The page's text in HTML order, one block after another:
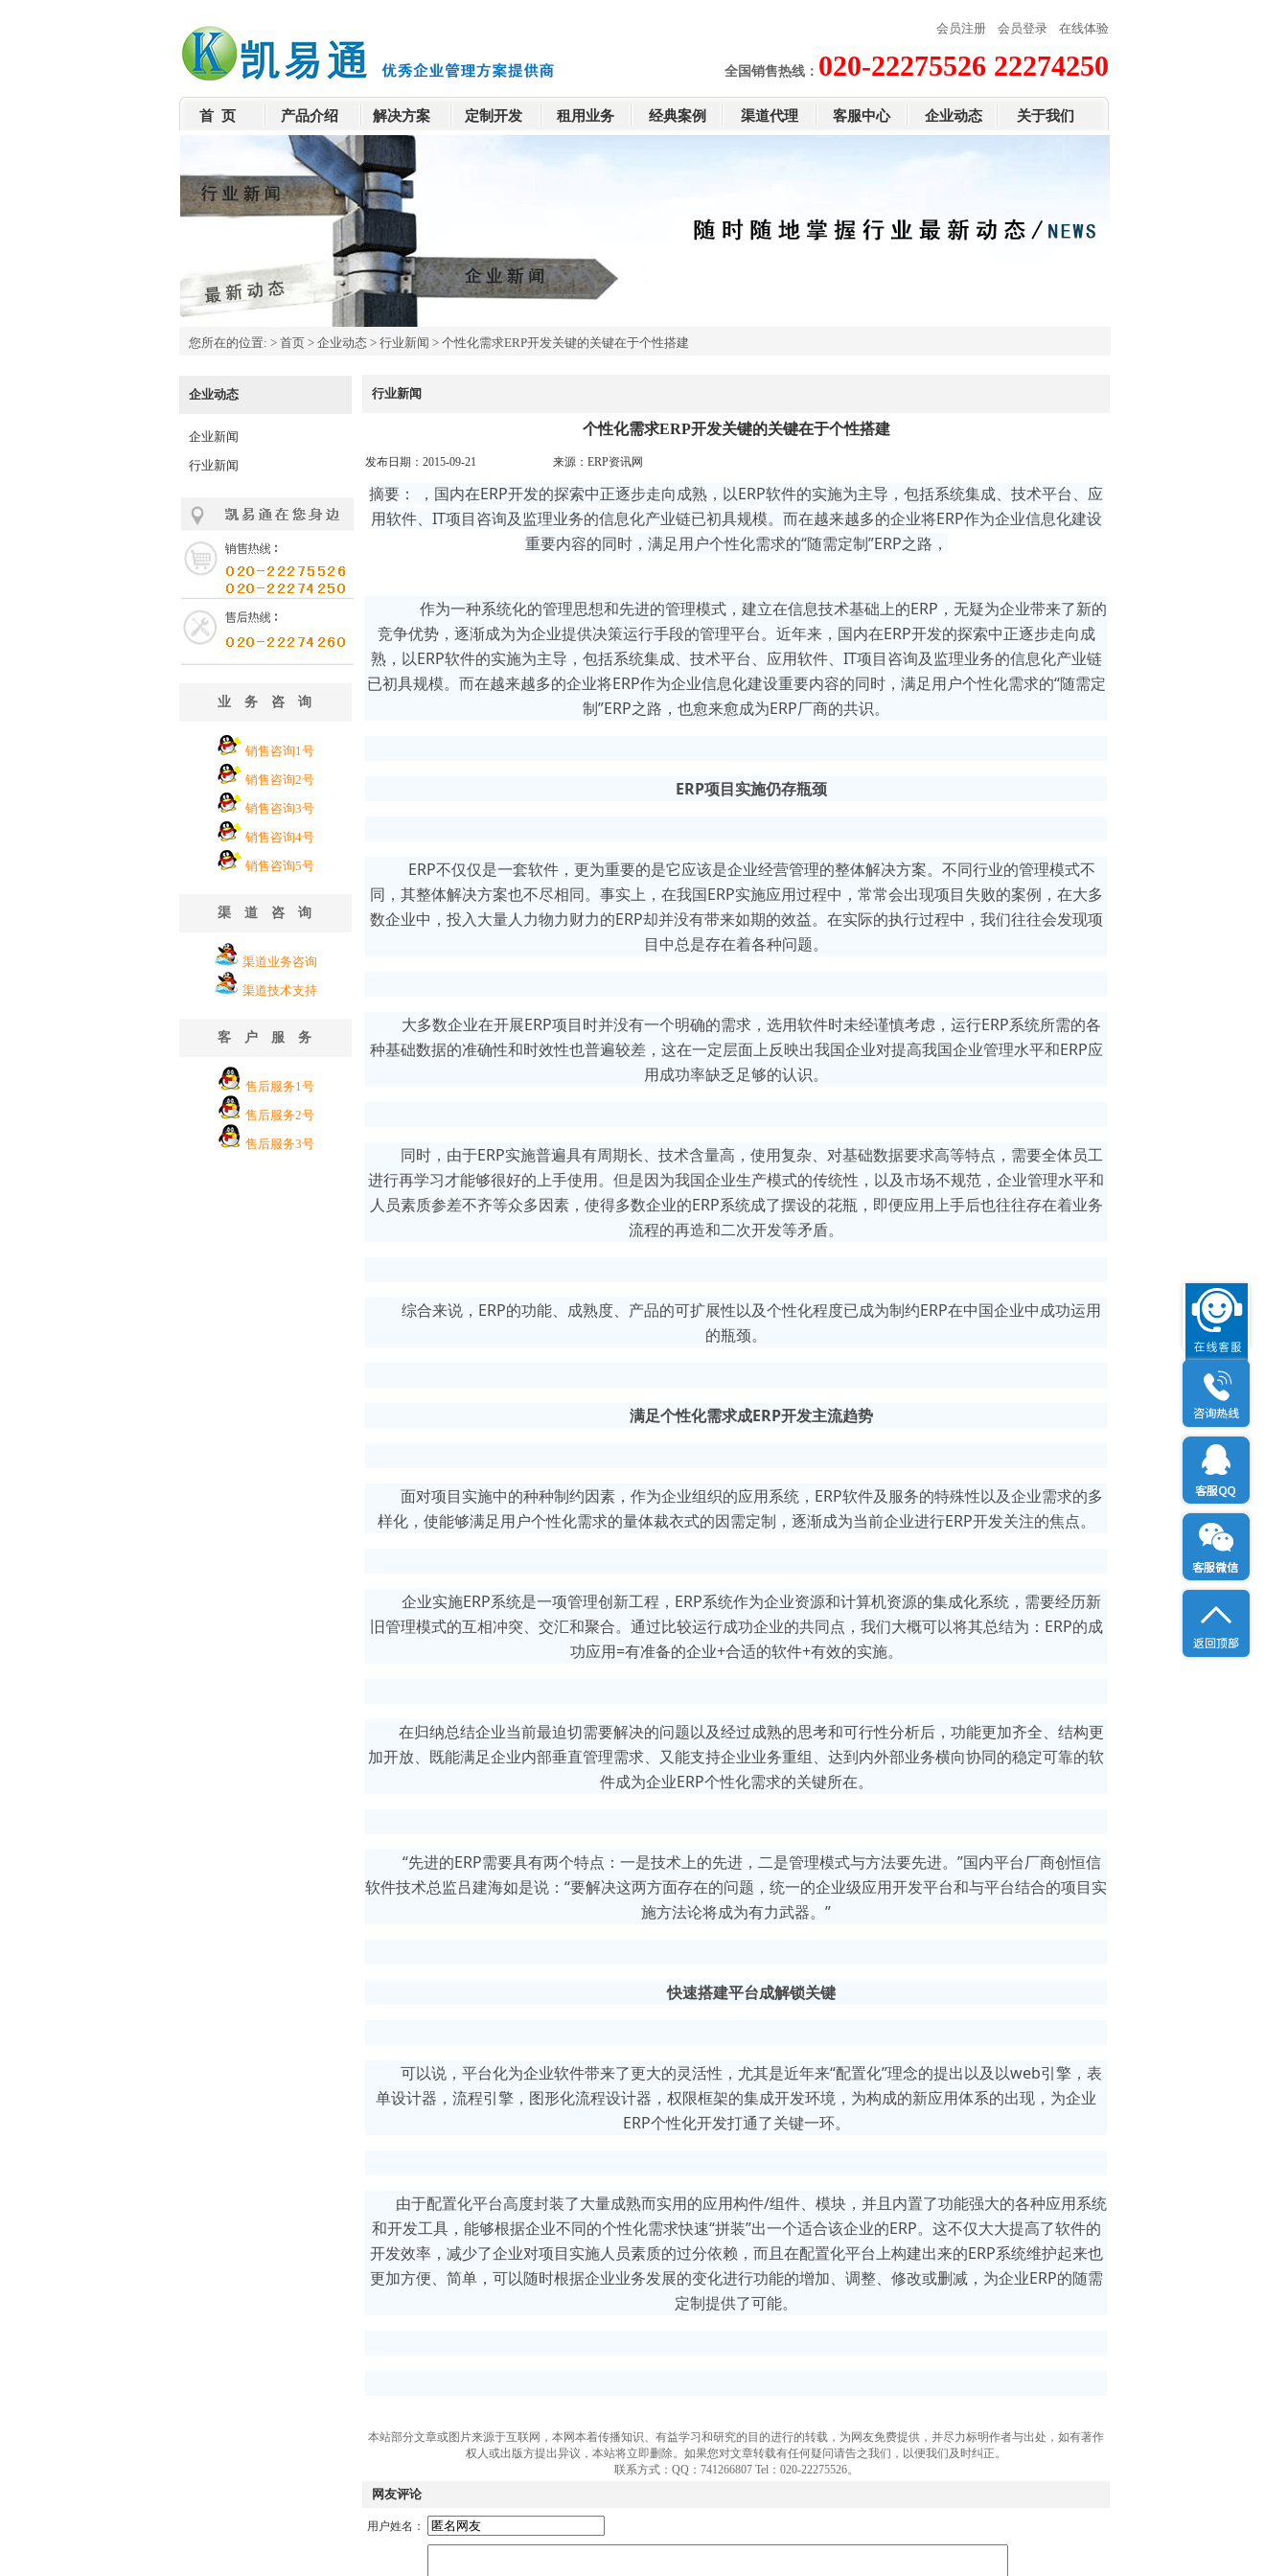
会员注册 会员登录 在线体验
全国销售热线： 020-22275526 22274250
首 页 产品介绍 解决方案 定制开发 租用业务 经典案例 渠道代理 客服中心 企业动态 关于我们
您所在的位置: > 首页 > 企业动态 > 行业新闻 > 个性化需求ERP开发关键的关键在于个性搭建
企业动态
企业新闻
行业新闻
业务咨询
销售咨询1号
销售咨询2号
销售咨询3号
销售咨询4号
销售咨询5号
渠道咨询
渠道业务咨询
渠道技术支持
客户服务
售后服务1号
售后服务2号
售后服务3号
行业新闻
个性化需求ERP开发关键的关键在于个性搭建
发布日期：2015-09-21 来源：ERP资讯网
摘要：
，国内在ERP开发的探索中正逐步走向成熟，以ERP软件的实施为主导，包括系统集成、技术平台、应
用软件、IT项目咨询及监理业务的信息化产业链已初具规模。而在越来越多的企业将ERP作为企业信息化建设
重要内容的同时，满足用户个性化需求的“随需定制”ERP之路，
作为一种系统化的管理思想和先进的管理模式，建立在信息技术基础上的ERP，无疑为企业带来了新的
竞争优势，逐渐成为为企业提供决策运行手段的管理平台。近年来，国内在ERP开发的探索中正逐步走向成
熟，以ERP软件的实施为主导，包括系统集成、技术平台、应用软件、IT项目咨询及监理业务的信息化产业链
已初具规模。而在越来越多的企业将ERP作为企业信息化建设重要内容的同时，满足用户个性化需求的“随需定
制”ERP之路，也愈来愈成为ERP厂商的共识。
ERP项目实施仍存瓶颈
ERP不仅仅是一套软件，更为重要的是它应该是企业经营管理的整体解决方案。不同行业的管理模式不
同，其整体解决方案也不尽相同。事实上，在我国ERP实施应用过程中，常常会出现项目失败的案例，在大多
数企业中，投入大量人力物力财力的ERP却并没有带来如期的效益。在实际的执行过程中，我们往往会发现项
目中总是存在着各种问题。
大多数企业在开展ERP项目时并没有一个明确的需求，选用软件时未经谨慎考虑，运行ERP系统所需的各
种基础数据的准确性和时效性也普遍较差，这在一定层面上反映出我国企业对提高我国企业管理水平和ERP应
用成功率缺乏足够的认识。
同时，由于ERP实施普遍具有周期长、技术含量高，使用复杂、对基础数据要求高等特点，需要全体员工
进行再学习才能够很好的上手使用。但是因为我国企业生产模式的传统性，以及市场不规范，企业管理水平和
人员素质参差不齐等众多因素，使得多数企业的ERP系统成了摆设的花瓶，即便应用上手后也往往存在着业务
流程的再造和二次开发等矛盾。
综合来说，ERP的功能、成熟度、产品的可扩展性以及个性化程度已成为制约ERP在中国企业中成功运用
的瓶颈。
满足个性化需求成ERP开发主流趋势
面对项目实施中的种种制约因素，作为企业组织的应用系统，ERP软件及服务的特殊性以及企业需求的多
样化，使能够满足用户个性化需求的量体裁衣式的因需定制，逐渐成为当前企业进行ERP开发关注的焦点。
企业实施ERP系统是一项管理创新工程，ERP系统作为企业资源和计算机资源的集成化系统，需要经历新
旧管理模式的互相冲突、交汇和聚合。通过比较运行成功企业的共同点，我们大概可以将其总结为：ERP的成
功应用=有准备的企业+合适的软件+有效的实施。
在归纳总结企业当前最迫切需要解决的问题以及经过成熟的思考和可行性分析后，功能更加齐全、结构更
加开放、既能满足企业内部垂直管理需求、又能支持企业业务重组、达到内外部业务横向协同的稳定可靠的软
件成为企业ERP个性化需求的关键所在。
“先进的ERP需要具有两个特点：一是技术上的先进，二是管理模式与方法要先进。”国内平台厂商创恒信
软件技术总监吕建海如是说：“要解决这两方面存在的问题，统一的企业级应用开发平台和与平台结合的项目实
施方法论将成为有力武器。”
快速搭建平台成解锁关键
可以说，平台化为企业软件带来了更大的灵活性，尤其是近年来“配置化”理念的提出以及以web引擎，表
单设计器，流程引擎，图形化流程设计器，权限框架的集成开发环境，为构成的新应用体系的出现，为企业
ERP个性化开发打通了关键一环。
由于配置化平台高度封装了大量成熟而实用的应用构件/组件、模块，并且内置了功能强大的各种应用系统
和开发工具，能够根据企业不同的个性化需求快速“拼装”出一个适合该企业的ERP。这不仅大大提高了软件的
开发效率，减少了企业对项目实施人员素质的过分依赖，而且在配置化平台上构建出来的ERP系统维护起来也
更加方便、简单，可以随时根据企业业务发展的变化进行功能的增加、调整、修改或删减，为企业ERP的随需
定制提供了可能。
本站部分文章或图片来源于互联网，本网本着传播知识、有益学习和研究的目的进行的转载，为网友免费提供，并尽力标明作者与出处，如有著作
权人或出版方提出异议，本站将立即删除。如果您对文章转载有任何疑问请告之我们，以便我们及时纠正。
联系方式：QQ：741266807 Tel：020-22275526。
网友评论
用户姓名：